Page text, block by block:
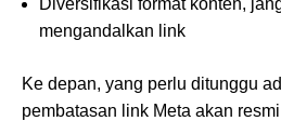
Diversifikasi format konten,
mengandalkan link
Ke depan, yang perlu ditunggu
pembatasan link Meta akan